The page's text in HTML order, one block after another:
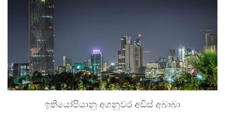
ඉතියෝපියානු අගනුවර අඩිස් අබාබා